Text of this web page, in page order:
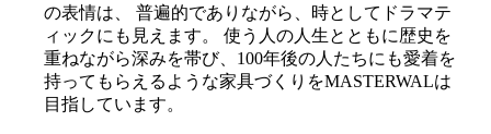
の表情は、 普遍的でありながら、時としてドラマテ
ィックにも見えます。 使う人の人生とともに歴史を
重ねながら深みを帯び、100年後の人たちにも愛着を
持ってもらえるような家具づくりをMASTERWALは
目指しています。